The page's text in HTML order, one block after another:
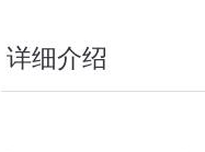
详细介绍